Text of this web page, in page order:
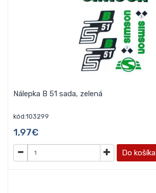
Nálepka B 51 sada, zelená
kód:103299
1,97€
Do košíka